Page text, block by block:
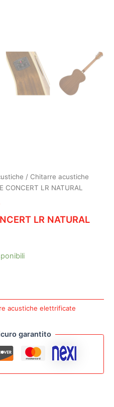
/ Chitarre acustiche
CONCERT LR NATURAL
LR NATURAL
acustiche elettrificate
garantito